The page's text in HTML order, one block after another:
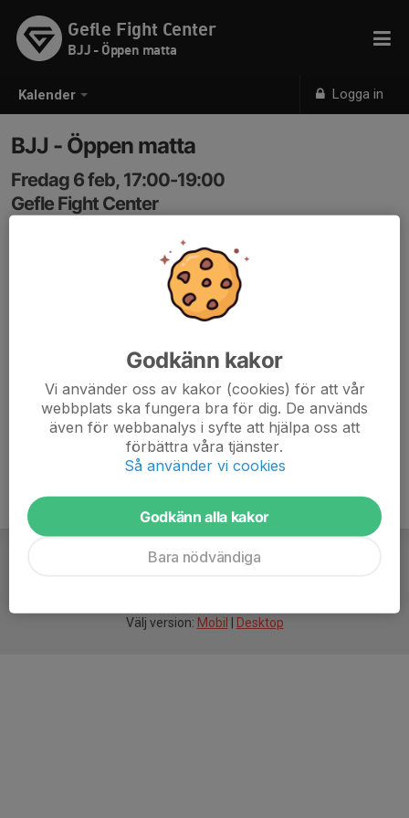
Kalender Logga in
Gefle Fight Center
BJJ - Öppen matta
BJJ - Öppen matta
Fredag 6 feb, 17:00-19:00
Gefle Fight Center
Välj version: Mobil Desktop
Godkänn kakor
Vi använder oss av kakor (cookies) för att vår
webbplats ska fungera bra för dig. De används
även för webbanalys i syfte att hjälpa oss att
förbättra våra tjänster.
Så använder vi cookies
Godkänn alla kakor
Bara nödvändiga